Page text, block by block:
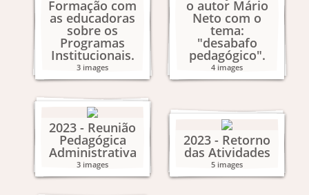
Formação com
as educadoras
sobre os
Programas
Institucionais.
3 images
o autor Mário
Neto com o
tema:
"desabafo
pedagógico".
4 images
2023 - Reunião
Pedagógica
Administrativa
3 images
2023 - Retorno
das Atividades
5 images